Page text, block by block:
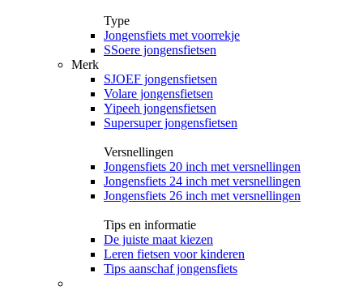
Type
Jongensfiets met voorrekje
SSoere jongensfietsen
Merk
SJOEF jongensfietsen
Volare jongensfietsen
Yipeeh jongensfietsen
Supersuper jongensfietsen
Versnellingen
Jongensfiets 20 inch met versnellingen
Jongensfiets 24 inch met versnellingen
Jongensfiets 26 inch met versnellingen
Tips en informatie
De juiste maat kiezen
Leren fietsen voor kinderen
Tips aanschaf jongensfiets